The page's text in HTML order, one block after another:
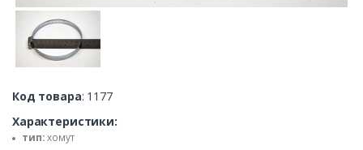
Код товара: 1177
Характеристики:
тип:хомут